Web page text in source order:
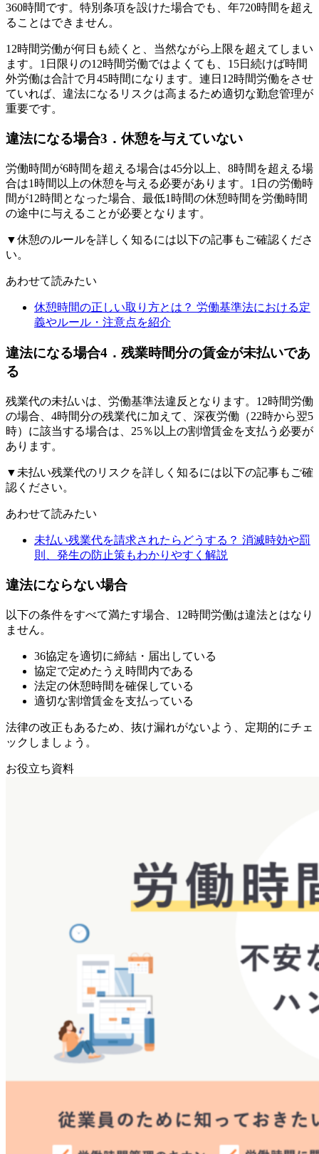
360時間です。特別条項を設けた場合でも、年720時間を超え
ることはできません。
12時間労働が何日も続くと、当然ながら上限を超えてしまい
ます。1日限りの12時間労働ではよくても、15日続けば時間
外労働は合計で月45時間になります。連日12時間労働をさせ
ていれば、違法になるリスクは高まるため適切な勤怠管理が
重要です。
違法になる場合3．休憩を与えていない
労働時間が6時間を超える場合は45分以上、8時間を超える場
合は1時間以上の休憩を与える必要があります。1日の労働時
間が12時間となった場合、最低1時間の休憩時間を労働時間
の途中に与えることが必要となります。
▼休憩のルールを詳しく知るには以下の記事もご確認くださ
い。
あわせて読みたい
休憩時間の正しい取り方とは？ 労働基準法における定
義やルール・注意点を紹介
違法になる場合4．残業時間分の賃金が未払いであ
る
残業代の未払いは、労働基準法違反となります。12時間労働
の場合、4時間分の残業代に加えて、深夜労働（22時から翌5
時）に該当する場合は、25％以上の割増賃金を支払う必要が
あります。
▼未払い残業代のリスクを詳しく知るには以下の記事もご確
認ください。
あわせて読みたい
未払い残業代を請求されたらどうする？ 消滅時効や罰
則、発生の防止策もわかりやすく解説
違法にならない場合
以下の条件をすべて満たす場合、12時間労働は違法とはなり
ません。
36協定を適切に締結・届出している
協定で定めたうえ時間内である
法定の休憩時間を確保している
適切な割増賃金を支払っている
法律の改正もあるため、抜け漏れがないよう、定期的にチェ
ックしましょう。
お役立ち資料